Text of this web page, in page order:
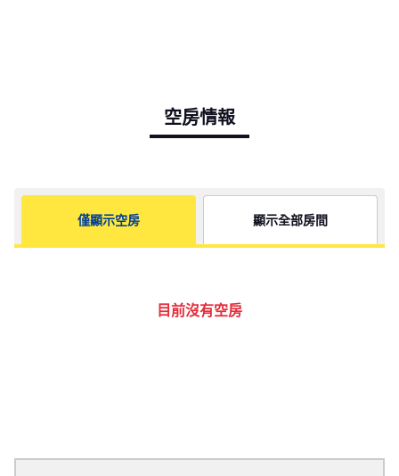
空房情報
僅顯示空房 顯示全部房間
目前沒有空房